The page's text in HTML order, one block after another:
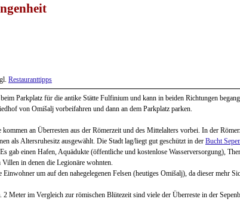
Restauranttipps
Parkplatz für die antike Stätte Fulfinium und kann in beiden Richtungen
von Omišalj vorbeifahren und dann an dem Parkplatz parken.
kommen an Überresten aus der Römerzeit und des Mittelalters vorbei. In der
als Altersruhesitz ausgewählt. Die Stadt lag/liegt gut geschützt in der Bucht
gab einen Hafen, Aquädukte (öffentliche und kostenlose Wasserversorgung),
in denen die Legionäre wohnten.
um auf den nahegelegenen Felsen (heutiges Omišalj), da dieser mehr
Meter im Vergleich zur römischen Blütezeit sind viele der Überreste in der